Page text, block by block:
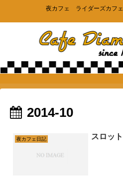
夜カフェ ライダーズカフ
2014-10
夜カフェ日記 スロッ